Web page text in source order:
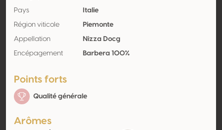
Pays Italie
Région viticole Piemonte
Appellation Nizza Docg
Encépagement Barbera 100%
Points forts
Qualité générale
Arômes